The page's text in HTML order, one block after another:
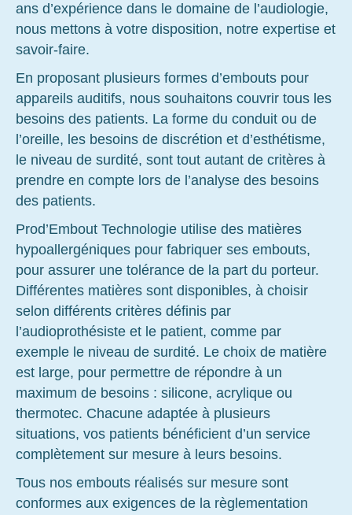
ans d’expérience dans le domaine de l’audiologie,
nous mettons à votre disposition, notre expertise et
savoir-faire.
En proposant plusieurs formes d’embouts pour
appareils auditifs, nous souhaitons couvrir tous les
besoins des patients. La forme du conduit ou de
l’oreille, les besoins de discrétion et d’esthétisme,
le niveau de surdité, sont tout autant de critères à
prendre en compte lors de l’analyse des besoins
des patients.
Prod’Embout Technologie utilise des matières
hypoallergéniques pour fabriquer ses embouts,
pour assurer une tolérance de la part du porteur.
Différentes matières sont disponibles, à choisir
selon différents critères définis par
l’audioprothésiste et le patient, comme par
exemple le niveau de surdité. Le choix de matière
est large, pour permettre de répondre à un
maximum de besoins : silicone, acrylique ou
thermotec. Chacune adaptée à plusieurs
situations, vos patients bénéficient d’un service
complètement sur mesure à leurs besoins.
Tous nos embouts réalisés sur mesure sont
conformes aux exigences de la règlementation